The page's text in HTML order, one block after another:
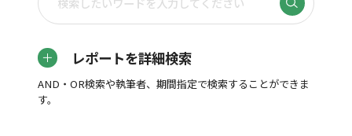
レポートを詳細検索
AND・OR検索や執筆者、期間指定で検索することができま
す。